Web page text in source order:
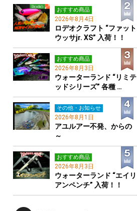
おすすめ商品
2026年8月4日
ロデオクラフト “ファット
ウッサjr. XS” 入荷！！
おすすめ商品
2026年8月3日
ウォーターランド “リミテ
ッドシリーズ” 各種 …
その他・お知らせ
2026年8月1日
アユルアー不発、からの
～
おすすめ商品
2026年8月3日
ウォーターランド “エイリ
アンペンチ” 入荷！！